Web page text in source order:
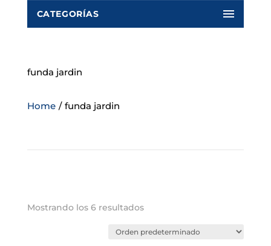
CATEGORÍAS
funda jardin
Home / funda jardin
Mostrando los 6 resultados